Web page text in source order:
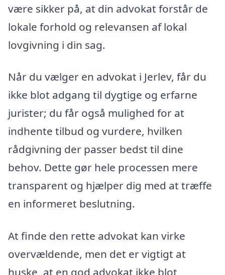
være sikker på, at din advokat forstår de
lokale forhold og relevansen af lokal
lovgivning i din sag.
Når du vælger en advokat i Jerlev, får du
ikke blot adgang til dygtige og erfarne
jurister; du får også mulighed for at
indhente tilbud og vurdere, hvilken
rådgivning der passer bedst til dine
behov. Dette gør hele processen mere
transparent og hjælper dig med at træffe
en informeret beslutning.
At finde den rette advokat kan virke
overvældende, men det er vigtigt at
huske, at en god advokat ikke blot